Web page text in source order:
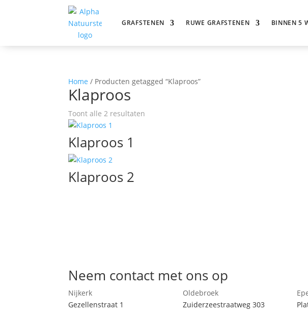
GRAFSTENEN RUWE GRAFSTENEN BINNEN 5
Home / Producten getagged “Klaproos”
Klaproos
Toont alle 2 resultaten
Klaproos 1
Klaproos 2
Neem contact met ons op
Nijkerk
Gezellenstraat 1
Oldebroek
Zuiderzeestraatweg 303